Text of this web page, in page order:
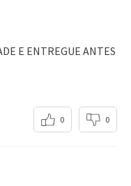
E ENTREGUE ANTES
0 0